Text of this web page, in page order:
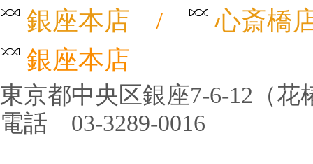
銀座本店 /
心斎橋
銀座本店
東京都中央区銀座7-6-12（花
電話 03-3289-0016